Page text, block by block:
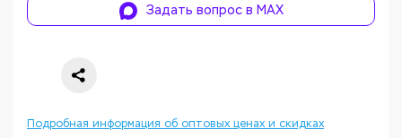
Задать вопрос в MAX
Подробная информация об оптовых ценах и скидках